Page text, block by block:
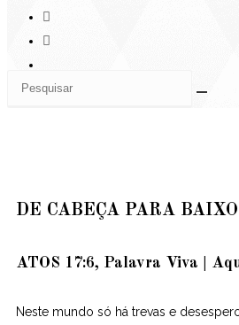
DE CABEÇA PARA BAIXO
ATOS 17:6, Palavra Viva |
Neste mundo só há trevas e